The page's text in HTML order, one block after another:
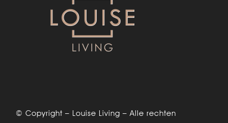
© Copyright – Louise Living – Alle rechten